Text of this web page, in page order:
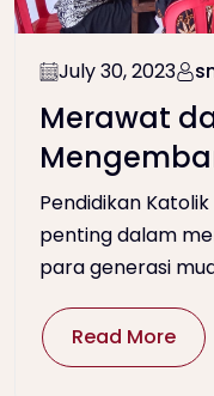
July 30, 2023
Merawat
Katolik
Pendidikan
Kanisius
Pendidikan
penting dalam
para generasi
Read More